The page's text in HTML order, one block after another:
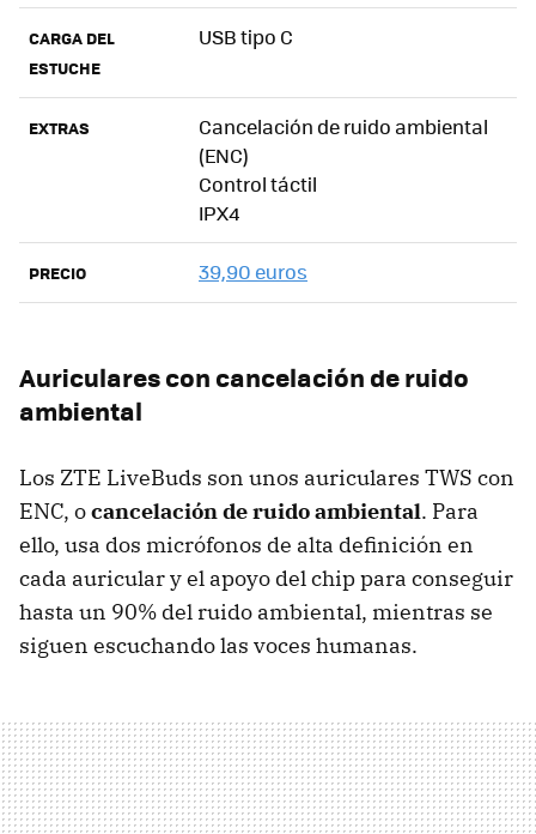
CARGA DEL
ESTUCHE
USB tipo C
EXTRAS
Cancelación de ruido ambiental
(ENC)
Control táctil
IPX4
PRECIO 39,90 euros
Auriculares con cancelación de ruido
ambiental
Los ZTE LiveBuds son unos auriculares TWS con
ENC, ocancelación de ruido ambiental. Para
ello, usa dos micrófonos de alta definición en
cada auricular y el apoyo del chip para conseguir
hasta un 90% del ruido ambiental, mientras se
siguen escuchando las voces humanas.